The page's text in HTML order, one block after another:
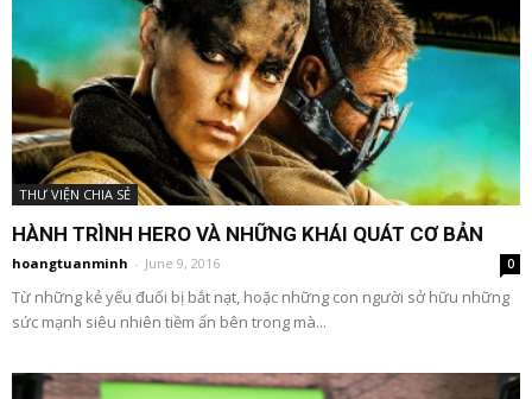
THƯ VIỆN CHIA SẺ
HÀNH TRÌNH HERO VÀ NHỮNG KHÁI QUÁT CƠ BẢN
hoangtuanminh - June 9, 2016 0
Từ những kẻ yếu đuối bị bắt nạt, hoặc những con người sở hữu những
sức mạnh siêu nhiên tiềm ẩn bên trong mà...